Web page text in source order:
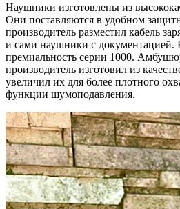
Наушники изготовлены из
Они поставляются в удобном
производитель разместил кабель
и сами наушники с документацией.
премиальность серии 1000.
производитель изготовил из
увеличил их для более плотного
функции шумоподавления.